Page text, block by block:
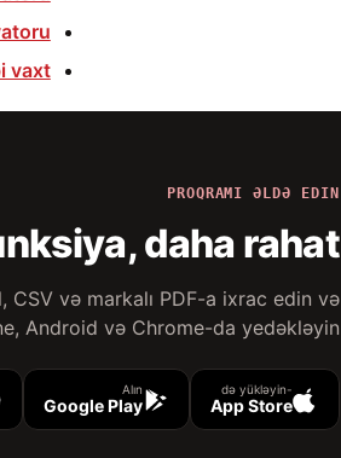
vaxt
PROQRAMI ƏLDƏ EDIN
daha rahat
və markalı PDF-a ixrac edin və
Android və Chrome-da yedəkləyin.
-də yükləyin
App Store
Alın
Google Play